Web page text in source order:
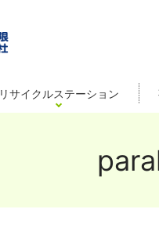
リサイクルステーション